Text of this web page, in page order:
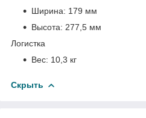
Ширина: 179 мм
Высота: 277,5 мм
Логистка
Вес: 10,3 кг
Скрыть